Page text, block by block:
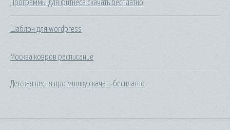
Программы для фитнеса скачать бесплатно
Шаблон для wordpress
Москва ковров расписание
Детская песня про мишку скачать бесплатно